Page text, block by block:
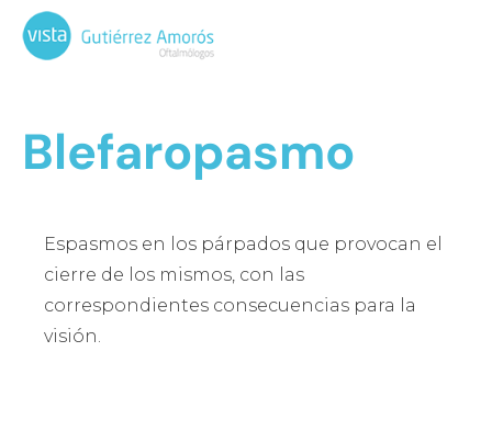
Blefaropasmo
Espasmos en los párpados que provocan el
cierre de los mismos, con las
correspondientes consecuencias para la
visión.